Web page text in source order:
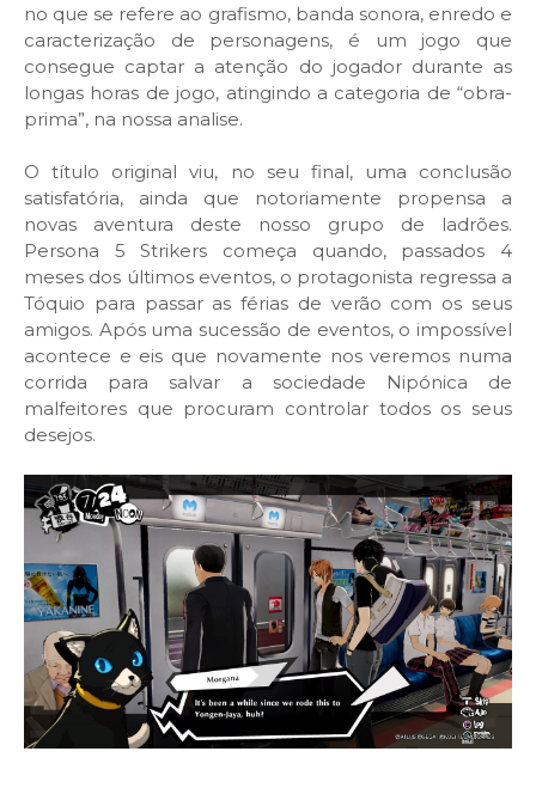
no que se refere ao grafismo, banda sonora, enredo e
caracterização de personagens, é um jogo que
consegue captar a atenção do jogador durante as
longas horas de jogo, atingindo a categoria de “obra-
prima”, na nossa analise.
O título original viu, no seu final, uma conclusão
satisfatória, ainda que notoriamente propensa a
novas aventura deste nosso grupo de ladrões.
Persona 5 Strikers começa quando, passados 4
meses dos últimos eventos, o protagonista regressa a
Tóquio para passar as férias de verão com os seus
amigos. Após uma sucessão de eventos, o impossível
acontece e eis que novamente nos veremos numa
corrida para salvar a sociedade Nipónica de
malfeitores que procuram controlar todos os seus
desejos.